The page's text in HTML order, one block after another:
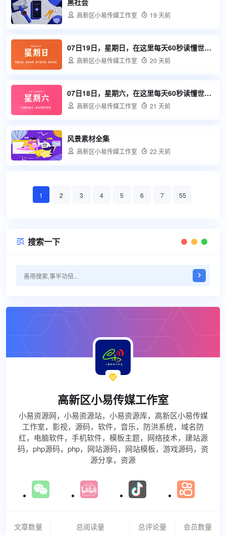
 高新区小易传媒工作室  19 天前
07日19日，星期日，在这里每天60秒读懂世界！
 高新区小易传媒工作室  20 天前
07日18日，星期六，在这里每天60秒读懂世界！
 高新区小易传媒工作室  21 天前
风景素材全集
 高新区小易传媒工作室  22 天前
1 2 3 4 5 6 7 55
 搜索一下

高新区小易传媒工作室
小易资源网，小易资源站，小易资源库，高新区小易传媒
工作室，影视，源码，软件，音乐，防洪系统，域名防
红，电脑软件，手机软件，模板主题，网络技术，建站源
码，php源码，php，网站源码，网站模板，游戏源码，资
源分享，资源
文章数量
总阅读量
总评论量
会员数量